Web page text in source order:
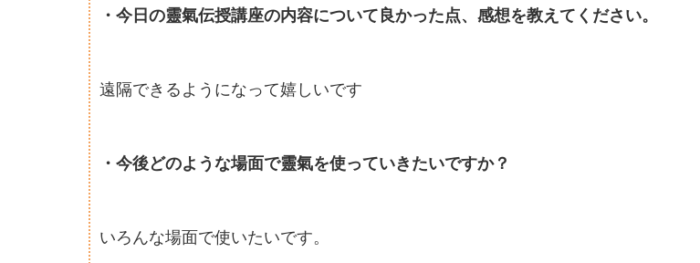
・今日の靈氣伝授講座の内容について良かった点、感想を教えてください。
遠隔できるようになって嬉しいです
・今後どのような場面で靈氣を使っていきたいですか？
いろんな場面で使いたいです。